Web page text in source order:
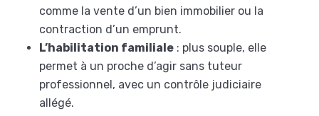
comme la vente d’un bien immobilier ou la
contraction d’un emprunt.
L’habilitation familiale : plus souple, elle
permet à un proche d’agir sans tuteur
professionnel, avec un contrôle judiciaire
allégé.